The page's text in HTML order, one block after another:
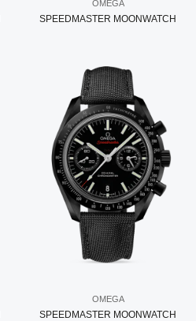
OMEGA
SPEEDMASTER MOONWATCH
OMEGA
SPEEDMASTER MOONWATCH